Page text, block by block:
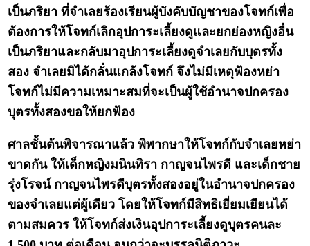
เป็นภริยา ที่จำเลยร้องเรียนผู้บังคับบัญชาของโจทก์เพื่อ
ต้องการให้โจทก์เลิกอุปการะเลี้ยงดูและยกย่องหญิงอื่น
เป็นภริยาและกลับมาอุปการะเลี้ยงดูจำเลยกับบุตรทั้ง
สอง จำเลยมิได้กลั่นแกล้งโจทก์ จึงไม่มีเหตุฟ้องหย่า
โจทก์ไม่มีความเหมาะสมที่จะเป็นผู้ใช้อำนาจปกครอง
บุตรทั้งสองขอให้ยกฟ้อง
ศาลชั้นต้นพิจารณาแล้ว พิพากษาให้โจทก์กับจำเลยหย่า
ขาดกัน ให้เด็กหญิงมนินทิรา กาญจนไพรดี และเด็กชาย
รุ่งโรจน์ กาญจนไพรดีบุตรทั้งสองอยู่ในอำนาจปกครอง
ของจำเลยแต่ผู้เดียว โดยให้โจทก์มีสิทธิเยี่ยมเยียนได้
ตามสมควร ให้โจทก์ส่งเงินอุปการะเลี้ยงดูบุตรคนละ